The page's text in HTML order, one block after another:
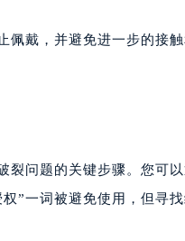
佩戴，并避免进一步的接
裂问题的关键步骤。您可
”一词被避免使用，但寻